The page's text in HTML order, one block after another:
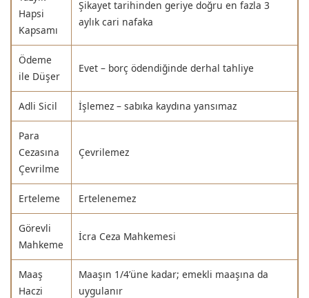
Hapsi
Kapsamı
Şikayet tarihinden geriye doğru en fazla 3
aylık cari nafaka
Ödeme
ile Düşer
Evet – borç ödendiğinde derhal tahliye
Adli Sicil İşlemez – sabıka kaydına yansımaz
Para
Cezasına
Çevrilme
Çevrilemez
Erteleme Ertelenemez
Görevli
Mahkeme
İcra Ceza Mahkemesi
Maaş
Haczi
Maaşın 1/4’üne kadar; emekli maaşına da
uygulanır